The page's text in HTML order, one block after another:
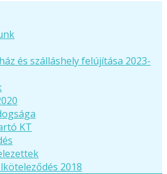
és szálláshely felújítása 2023-
KT
2018